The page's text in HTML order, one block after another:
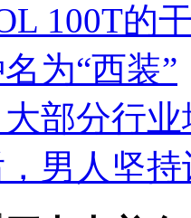
100T的
为“西装”
部分行业
男人坚持